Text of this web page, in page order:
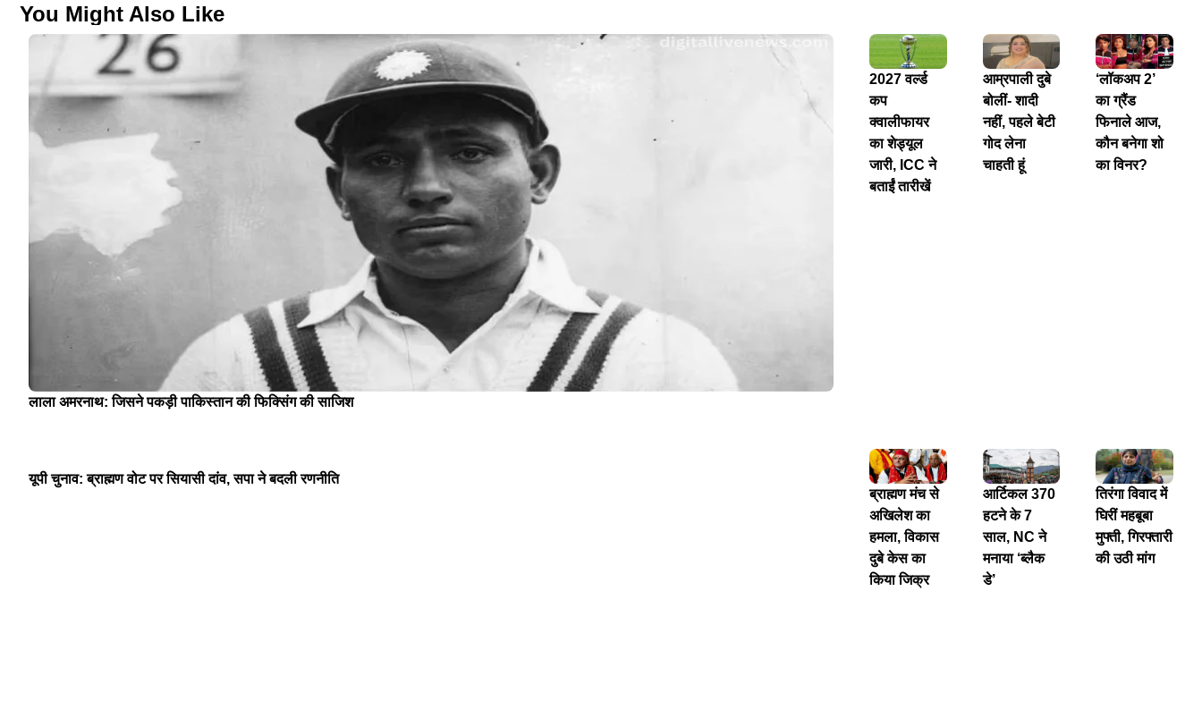
You Might Also Like
लाला अमरनाथ: जिसने पकड़ी पाकिस्तान की फिक्सिंग की साजिश
2027 वर्ल्ड
कप
क्वालीफायर
का शेड्यूल
जारी, ICC ने
बताईं तारीखें
आम्रपाली दुबे
बोलीं- शादी
नहीं, पहले बेटी
गोद लेना
चाहती हूं
‘लॉकअप 2’
का ग्रैंड
फिनाले आज,
कौन बनेगा शो
का विनर?
यूपी चुनाव: ब्राह्मण वोट पर सियासी दांव, सपा ने बदली रणनीति
ब्राह्मण मंच से
अखिलेश का
हमला, विकास
दुबे केस का
किया जिक्र
आर्टिकल 370
हटने के 7
साल, NC ने
मनाया ‘ब्लैक
डे’
तिरंगा विवाद में
घिरीं महबूबा
मुफ्ती, गिरफ्तारी
की उठी मांग